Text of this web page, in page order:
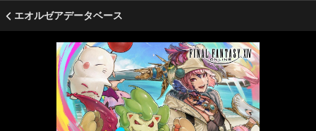
エオルゼアデータベース